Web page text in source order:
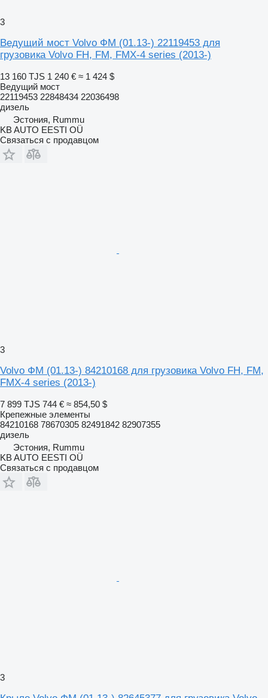
3
Ведущий мост Volvo ФМ (01.13-) 22119453 для
грузовика Volvo FH, FM, FMX-4 series (2013-)
13 160 TJS 1 240 € ≈ 1 424 $
Ведущий мост
22119453 22848434 22036498
дизель
Эстония, Rummu
KB AUTO EESTI OÜ
Связаться с продавцом
3
Volvo ФМ (01.13-) 84210168 для грузовика Volvo FH, FM,
FMX-4 series (2013-)
7 899 TJS 744 € ≈ 854,50 $
Крепежные элементы
84210168 78670305 82491842 82907355
дизель
Эстония, Rummu
KB AUTO EESTI OÜ
Связаться с продавцом
3